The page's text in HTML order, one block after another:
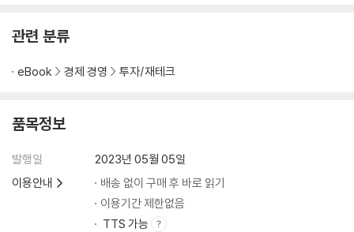
⑦ 채권의 옵션
① 채권을 발행한 회사의 부도, 법정관리, 파산 위험
④ 금리 위험
[Chapter 2] 손쉬운 채권투자 활용
1 채권투자 무작정 따라 하기-입문
Step 1 증권사 방문 또는 증권사 앱을 통해 증권계좌 만들기
관련 분류
eBook 경제 경영 투자/재테크
품목정보
발행일
2023년 05월 05일
이용안내
배송 없이 구매 후 바로 읽기
이용기간 제한없음
TTS 가능